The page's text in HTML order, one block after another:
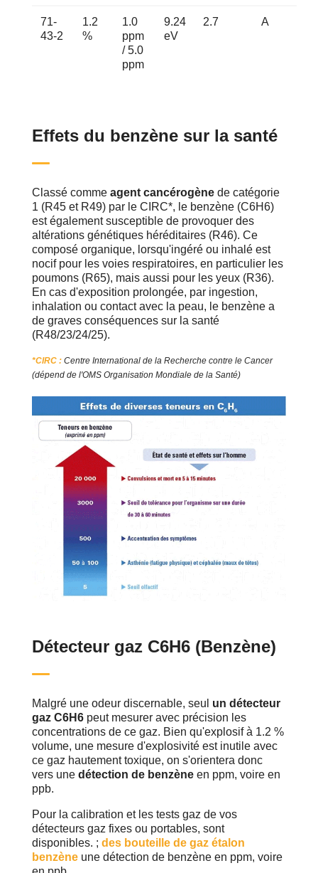
71-
43-2
1.2
%
1.0
ppm
/ 5.0
ppm
9.24
eV
2.7 A
Effets du benzène sur la santé
Classé comme agent cancérogène de catégorie
1 (R45 et R49) par le CIRC*, le benzène (C6H6)
est également susceptible de provoquer des
altérations génétiques héréditaires (R46). Ce
composé organique, lorsqu'ingéré ou inhalé est
nocif pour les voies respiratoires, en particulier les
poumons (R65), mais aussi pour les yeux (R36).
En cas d'exposition prolongée, par ingestion,
inhalation ou contact avec la peau, le benzène a
de graves conséquences sur la santé
(R48/23/24/25).
*CIRC : Centre International de la Recherche contre le Cancer
(dépend de l'OMS Organisation Mondiale de la Santé)
Détecteur gaz C6H6 (Benzène)
Malgré une odeur discernable, seul un détecteur
gaz C6H6 peut mesurer avec précision les
concentrations de ce gaz. Bien qu'explosif à 1.2 %
volume, une mesure d'explosivité est inutile avec
ce gaz hautement toxique, on s'orientera donc
vers une détection de benzène en ppm, voire en
ppb.
Pour la calibration et les tests gaz de vos
détecteurs gaz fixes ou portables, sont
disponibles. ; des bouteille de gaz étalon
benzène une détection de benzène en ppm, voire